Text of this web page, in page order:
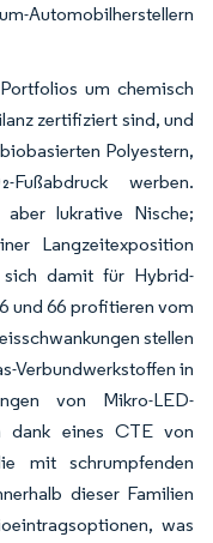
Automobilherstellern
um chemisch
zertifiziert sind, und
Polyestern,
werben.
aber lukrative Nische;
Langzeitexposition
damit für Hybrid-
und 66 profitieren vom
stellen
Verbundwerkstoffen in
von Mikro-LED-
dank eines CTE von
mit schrumpfenden
dieser Familien
was